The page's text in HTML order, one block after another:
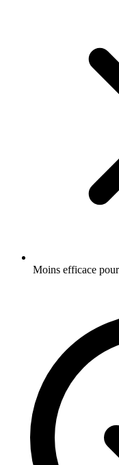
Moins efficace